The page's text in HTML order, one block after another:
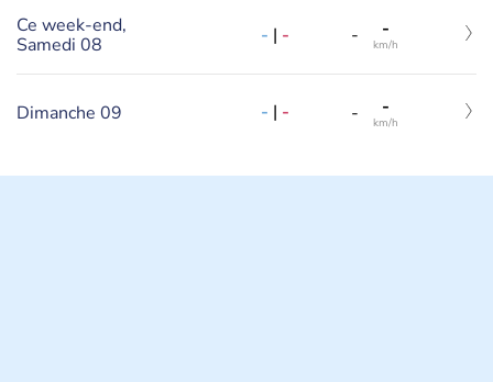
Ce week-end,
Samedi 08
- | - - -
km/h
Dimanche 09 - | - - -
km/h